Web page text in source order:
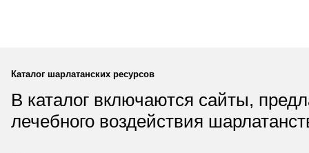
Каталог шарлатанских ресурсов
В каталог включаются сайты,
лечебного воздействия